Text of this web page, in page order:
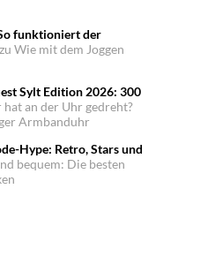
funktioniert der
zu Wie mit dem Joggen
Sylt Edition 2026: 300
hat an der Uhr gedreht?
Armbanduhr
Hype: Retro, Stars und
bequem: Die besten